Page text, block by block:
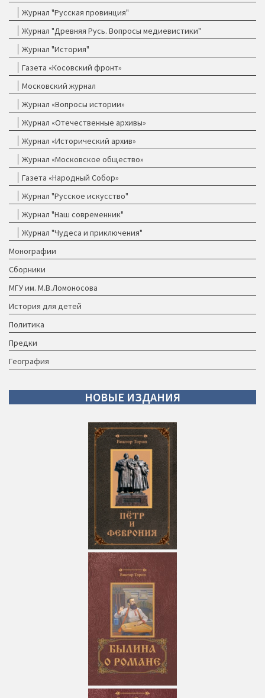
Журнал "Русская провинция"
Журнал "Древняя Русь. Вопросы медиевистики"
Журнал "История"
Газета «Косовский фронт»
Московский журнал
Журнал «Вопросы истории»
Журнал «Отечественные архивы»
Журнал «Исторический архив»
Журнал «Московское общество»
Газета «Народный Собор»
Журнал "Русское искусство"
Журнал "Наш современник"
Журнал "Чудеса и приключения"
Монографии
Сборники
МГУ им. М.В.Ломоносова
История для детей
Политика
Предки
География
НОВЫЕ ИЗДАНИЯ